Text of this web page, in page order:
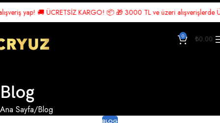
🚚 ÜCRETSİZ KARGO! 📦 🎁 3000 TL ve üzeri alışverişlerde
0 ₺0.00
Blog
Ana Sayfa Blog
BLOG